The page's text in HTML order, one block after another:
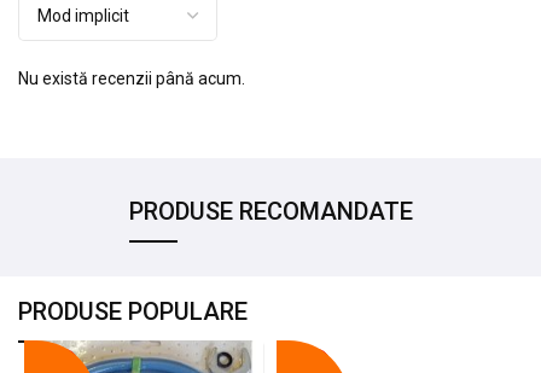
Nu există recenzii până acum.
PRODUSE RECOMANDATE
PRODUSE POPULARE